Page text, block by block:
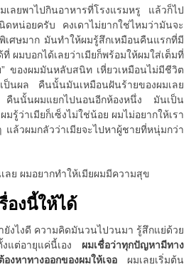
ลยพาไปกินอาหารที่โรงแรมหรู แล้วก็ไป
ดหน่อยครับ คงเดาไม่ยากใช่ไหมว่ามันจะ
เศษมาก มันทำให้ผมรู้สึกเหมือนคืนแรกที่มี
ผมบอกได้เลยว่าเมียก็พร้อมให้ผมใส่เต็มที่
ของผมมันหลับสนิท เหี่ยวเหมือนไม่มีชีวิต
ป็นผล คืนนั้นมันเหมือนฝันร้ายของผมเลย
คืนนั้นผมแยกไปนอนอีกห้องหนึ่ง มันเป็น
รู้ว่าเมียก็เซ็งไม่ใช่น้อย ผมไม่อยากให้เรา
ล้วผมกลัวว่าเมียจะไปหาผู้ชายที่หนุ่มกว่า
ย ผมอยากทำให้เมียผมมีความสุข
องนี้ให้ได้
งไงดี ความคิดมันวนไปวนมา รู้สึกแย่ด้วย
งแต่อายุแค่นี้เอง ผมเชื่อว่าทุกปัญหามีทาง
องหาทางออกของผมให้เจอ ผมเลยเริ่มต้น